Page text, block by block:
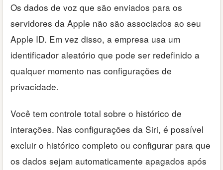
Os dados de voz que são enviados para os
servidores da Apple não são associados ao seu
Apple ID. Em vez disso, a empresa usa um
identificador aleatório que pode ser redefinido a
qualquer momento nas configurações de
privacidade.
Você tem controle total sobre o histórico de
interações. Nas configurações da Siri, é possível
excluir o histórico completo ou configurar para que
os dados sejam automaticamente apagados após